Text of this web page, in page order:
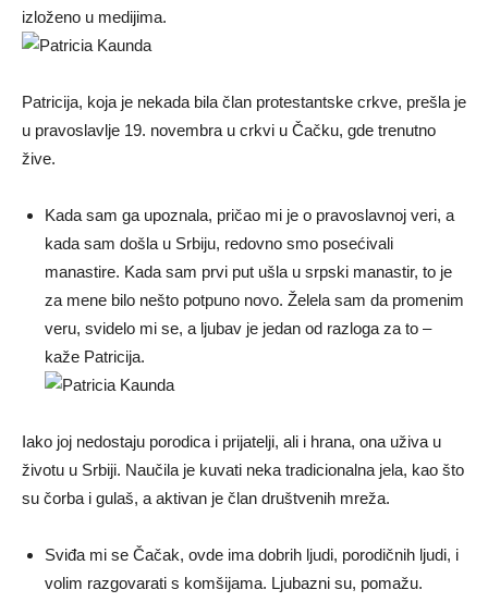
izloženo u medijima.
Patricija, koja je nekada bila član protestantske crkve, prešla je
u pravoslavlje 19. novembra u crkvi u Čačku, gde trenutno
žive.
Kada sam ga upoznala, pričao mi je o pravoslavnoj veri, a
kada sam došla u Srbiju, redovno smo posećivali
manastire. Kada sam prvi put ušla u srpski manastir, to je
za mene bilo nešto potpuno novo. Želela sam da promenim
veru, svidelo mi se, a ljubav je jedan od razloga za to –
kaže Patricija.
Iako joj nedostaju porodica i prijatelji, ali i hrana, ona uživa u
životu u Srbiji. Naučila je kuvati neka tradicionalna jela, kao što
su čorba i gulaš, a aktivan je član društvenih mreža.
Sviđa mi se Čačak, ovde ima dobrih ljudi, porodičnih ljudi, i
volim razgovarati s komšijama. Ljubazni su, pomažu.